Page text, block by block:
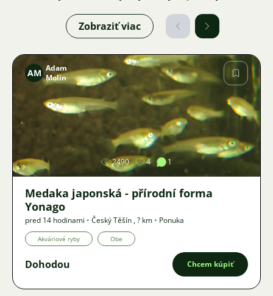
Zobraziť viac
Obrázok
AM Adam
Molin
2490 4 1
Medaka japonská - přírodní forma
Yonago
pred 14 hodinami • Český Těšín ,? km • Ponuka
Akváriové ryby Obe
Dohodou Chcem kúpiť